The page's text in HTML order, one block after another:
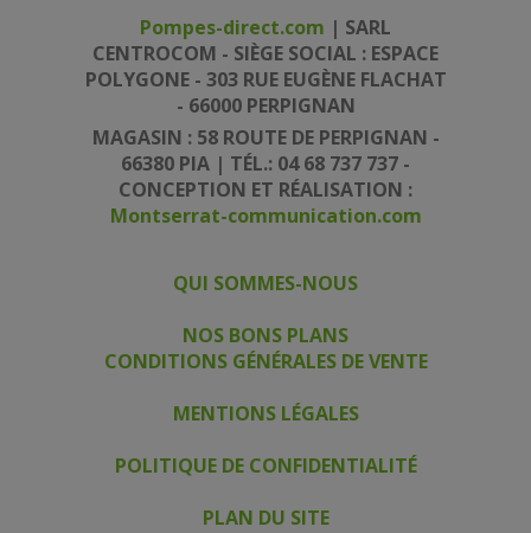
Pompes-direct.com | SARL
CENTROCOM - SIÈGE SOCIAL : ESPACE
POLYGONE - 303 RUE EUGÈNE FLACHAT
- 66000 PERPIGNAN
MAGASIN : 58 ROUTE DE PERPIGNAN -
66380 PIA | TÉL.: 04 68 737 737 -
CONCEPTION ET RÉALISATION :
Montserrat-communication.com
QUI SOMMES-NOUS
NOS BONS PLANS
CONDITIONS GÉNÉRALES DE VENTE
MENTIONS LÉGALES
POLITIQUE DE CONFIDENTIALITÉ
PLAN DU SITE